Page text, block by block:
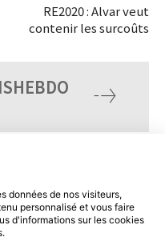
RE2020 : Alvar veut
contenir les surcoûts
données de nos visiteurs,
personnalisé et vous faire
d'informations sur les cookies